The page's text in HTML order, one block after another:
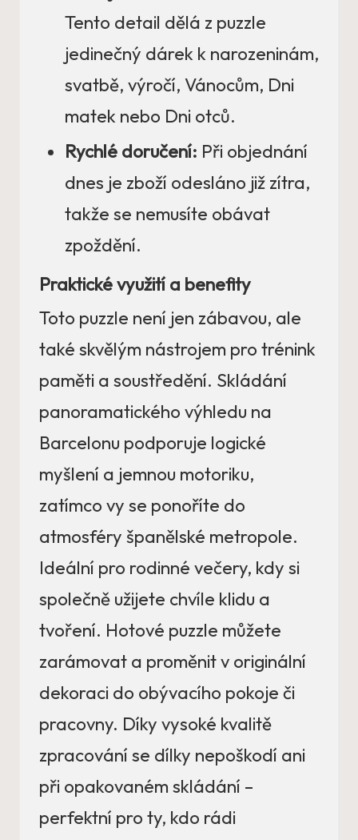
Tento detail dělá z puzzle
jedinečný dárek k narozeninám,
svatbě, výročí, Vánocům, Dni
matek nebo Dni otců.
Rychlé doručení: Při objednání
dnes je zboží odesláno již zítra,
takže se nemusíte obávat
zpoždění.
Praktické využití a benefity
Toto puzzle není jen zábavou, ale
také skvělým nástrojem pro trénink
paměti a soustředění. Skládání
panoramatického výhledu na
Barcelonu podporuje logické
myšlení a jemnou motoriku,
zatímco vy se ponoříte do
atmosféry španělské metropole.
Ideální pro rodinné večery, kdy si
společně užijete chvíle klidu a
tvoření. Hotové puzzle můžete
zarámovat a proměnit v originální
dekoraci do obývacího pokoje či
pracovny. Díky vysoké kvalitě
zpracování se dílky nepoškodí ani
při opakovaném skládání –
perfektní pro ty, kdo rádi